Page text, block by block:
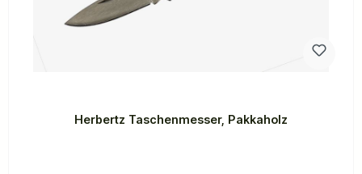
Herbertz Taschenmesser, Pakkaholz